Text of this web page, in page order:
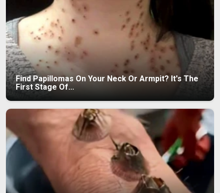
Find Papillomas On Your Neck Or Armpit? It's The
First Stage Of...